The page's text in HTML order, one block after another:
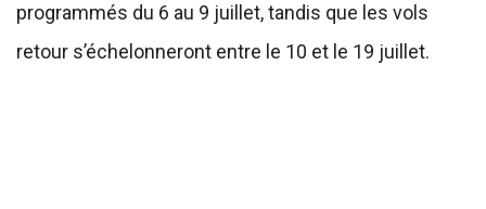
programmés du 6 au 9 juillet, tandis que les vols
retour s’échelonneront entre le 10 et le 19 juillet.